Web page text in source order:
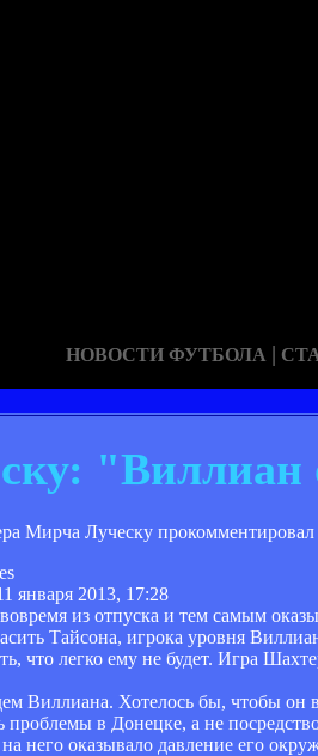
НОВОСТИ ФУТБОЛА |
"Виллиан
Мирча Луческу
января 2013, 17:28
из отпуска и тем самым
Тайсона, игрока уровня
что легко ему не будет. Игра
Виллиана. Хотелось бы, чтобы он
проблемы в Донецке, а не
него оказывало давление его